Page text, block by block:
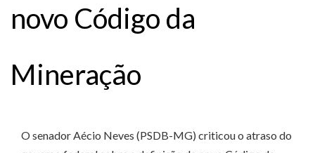
novo Código da
Mineração
O senador Aécio Neves (PSDB-MG) criticou o atraso do